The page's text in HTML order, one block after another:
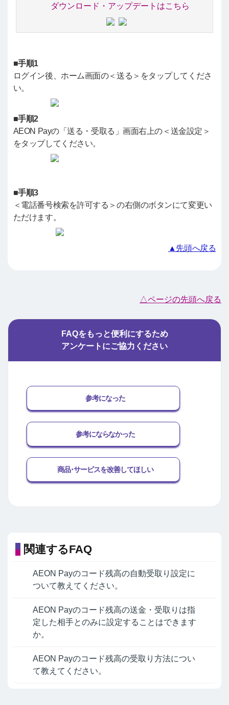
ダウンロード・アップデートはこちら
■手順1
ログイン後、ホーム画面の＜送る＞をタップしてくださ
い。
■手順2
AEON Payの「送る・受取る」画面右上の＜送金設定＞
をタップしてください。
■手順3
＜電話番号検索を許可する＞の右側のボタンにて変更い
ただけます。
▲先頭へ戻る
△ページの先頭へ戻る
FAQをもっと便利にするため
アンケートにご協力ください
参考になった
参考にならなかった
商品･サービスを改善してほしい
関連するFAQ
AEON Payのコード残高の自動受取り設定に
ついて教えてください。
AEON Payのコード残高の送金・受取りは指
定した相手とのみに設定することはできます
か。
AEON Payのコード残高の受取り方法につい
て教えてください。